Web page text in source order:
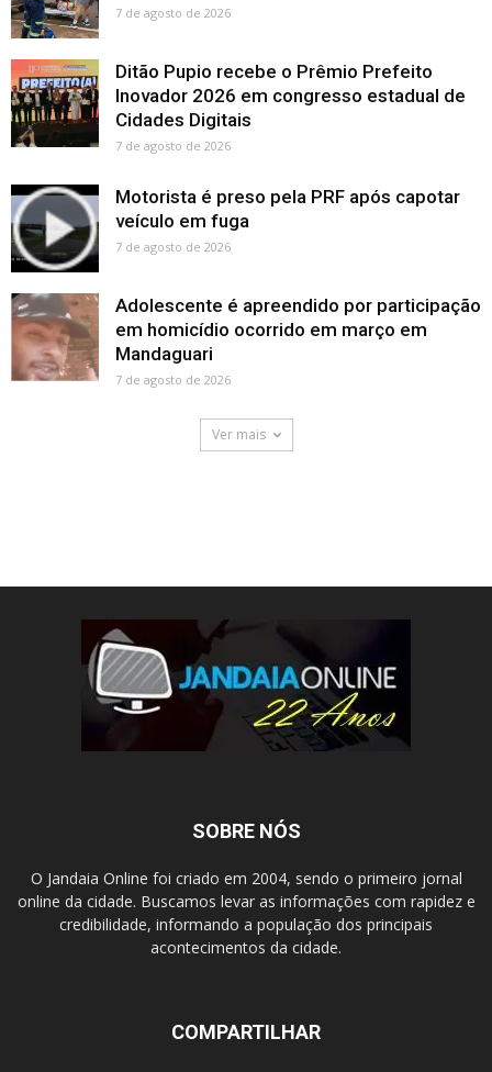
7 de agosto de 2026
Ditão Pupio recebe o Prêmio Prefeito
Inovador 2026 em congresso estadual de
Cidades Digitais
7 de agosto de 2026
Motorista é preso pela PRF após capotar
veículo em fuga
7 de agosto de 2026
Adolescente é apreendido por participação
em homicídio ocorrido em março em
Mandaguari
7 de agosto de 2026
Ver mais
SOBRE NÓS
O Jandaia Online foi criado em 2004, sendo o primeiro jornal
online da cidade. Buscamos levar as informações com rapidez e
credibilidade, informando a população dos principais
acontecimentos da cidade.
COMPARTILHAR